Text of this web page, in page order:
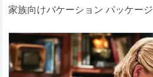
家族向けバケーション パッケージ